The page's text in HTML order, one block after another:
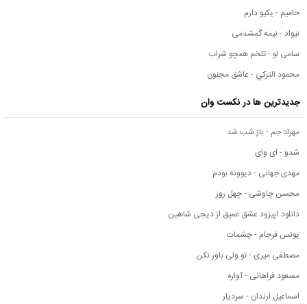
حامیم - یکیو دارم
نیواد - نیمه گمشدمی
سامی لو - تلخم همچو شراب
محمود التركي - عاشق مجنون
جدیدترین ها در نکست وان
مهراد جم - باز شب شد
شدو - ای وای
مهدی جهانی - دیوونه بودم
محسن چاوشی - چهل روز
دانلود اپیزود عشق عمیق از دیجی شاهین
یونس فرجام - چشمات
مصطفی میری - تو ولی باور نکن
مسعود فراهانی - آواره
اسماعیل ارندان - سردیار